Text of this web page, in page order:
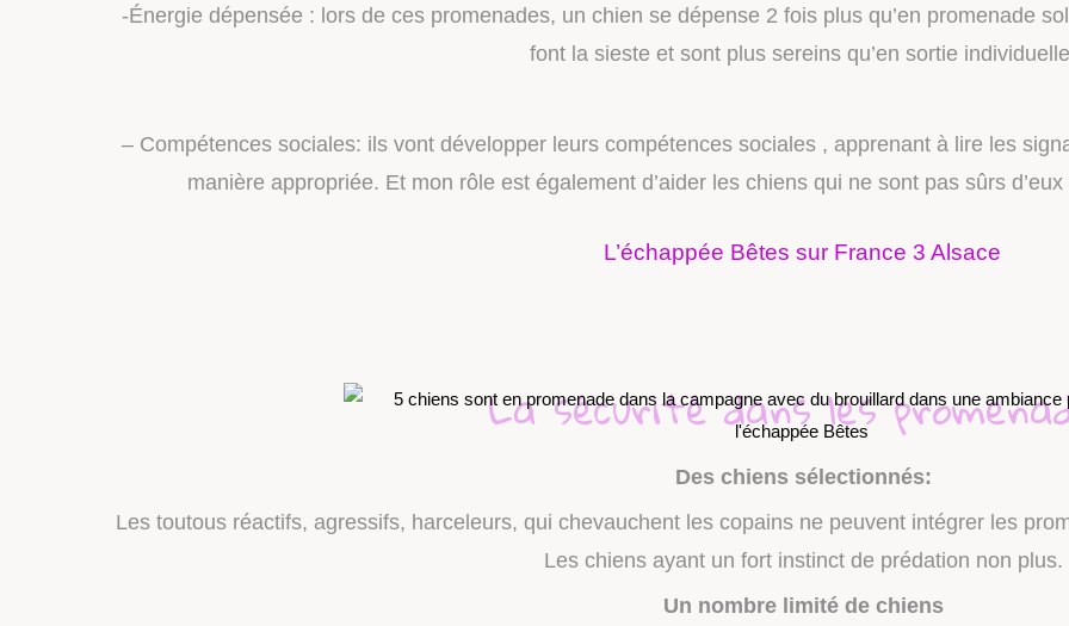
-Énergie dépensée : lors de ces promenades, un chien se dépense 2 fois plus qu’en promenade
font la sieste et sont plus sereins qu’en sortie
– Compétences sociales: ils vont développer leurs compétences sociales , apprenant à lire les
manière appropriée. Et mon rôle est également d’aider les chiens qui ne sont pas sûrs
L’échappée Bêtes sur France 3 Alsace
La sécurité dans les
Des chiens sélectionnés:
Les toutous réactifs, agressifs, harceleurs, qui chevauchent les copains ne peuvent intégrer les
Les chiens ayant un fort instinct de prédation non plus.
Un nombre limité de chiens